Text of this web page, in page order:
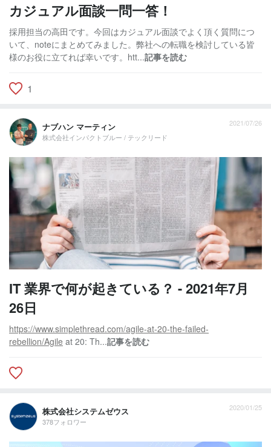
カジュアル面談一問一答！
採用担当の高田です。今回はカジュアル面談でよく頂く質問につ
いて、noteにまとめてみました。弊社への転職を検討している皆
様のお役に立てれば幸いです。htt...記事を読む
1
ナブハン マーティン
株式会社インパクトブルー / テックリード
2021/07/26
IT 業界で何が起きている？ - 2021年7月
26日
https://www.simplethread.com/agile-at-20-the-failed-
rebellion/Agile at 20: Th...記事を読む
株式会社システムゼウス
378フォロワー
2020/01/25